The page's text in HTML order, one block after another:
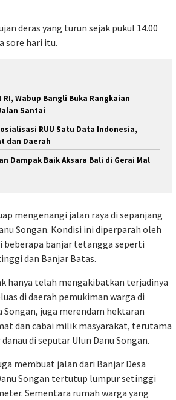
deras yang turun sejak pukul 14.00
sore hari itu.
RI, Wabup Bangli Buka Rangkaian
Santai
RUU Satu Data Indonesia,
dan Daerah
Dampak Baik Aksara Bali di Gerai Mal
mengenangi jalan raya di sepanjang
Songan. Kondisi ini diperparah oleh
beberapa banjar tetangga seperti
dan Banjar Batas.
hanya telah mengakibatkan terjadinya
di daerah pemukiman warga di
Songan, juga merendam hektaran
dan cabai milik masyarakat, terutama
di seputar Ulun Danu Songan.
membuat jalan dari Banjar Desa
Songan tertutup lumpur setinggi
Sementara rumah warga yang